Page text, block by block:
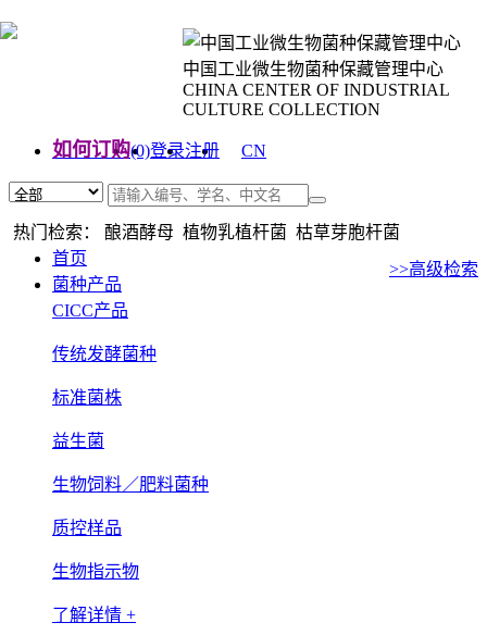
中国工业微生物菌种保藏管理中心
CHINA CENTER OF INDUSTRIAL
CULTURE COLLECTION
如何订购(0)登录注册
CN
热门检索： 酿酒酵母 植物乳植杆菌 枯草芽胞杆菌
>>高级检索
首页
菌种产品
CICC产品
传统发酵菌种
标准菌株
益生菌
生物饲料／肥料菌种
质控样品
生物指示物
了解详情 +